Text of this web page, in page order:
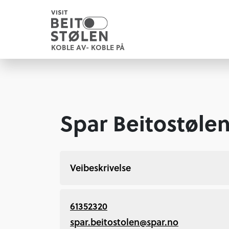
KOBLE AV- KOBLE PÅ
Spar
Veibeskrivelse
61352320
spar.beitostolen@spar.no